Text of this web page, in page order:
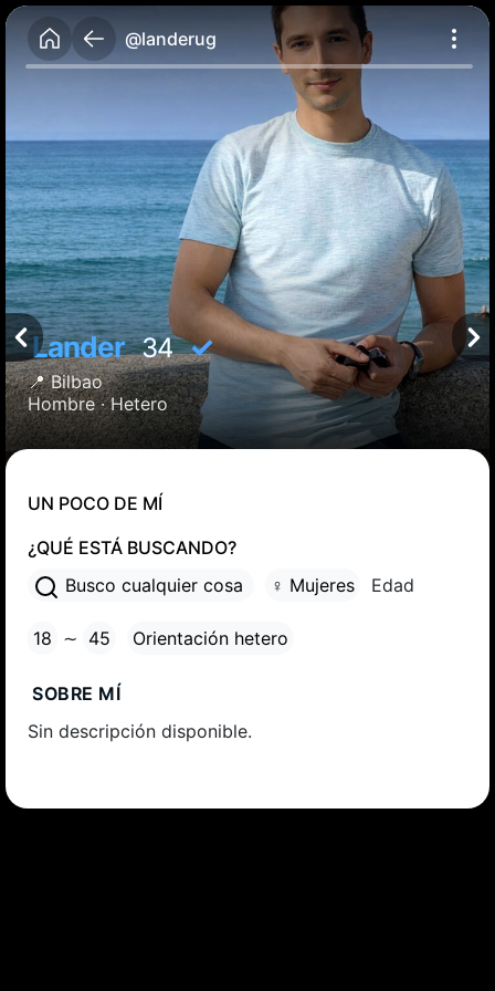
@landerug
Lander34✓
📍Bilbao
Hombre ·Hetero
UN POCO DE MÍ
¿QUÉ ESTÁ BUSCANDO?
Busco cualquier cosa
♀ Mujeres Edad
18 ∼ 45 Orientación hetero
SOBRE MÍ
Sin descripción disponible.